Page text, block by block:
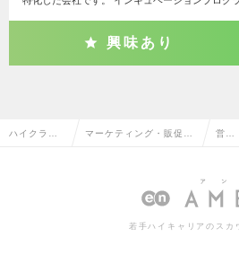
興味あり
ハイクラス マーケティング・販促企 営業
若手ハイキャリアのスカ